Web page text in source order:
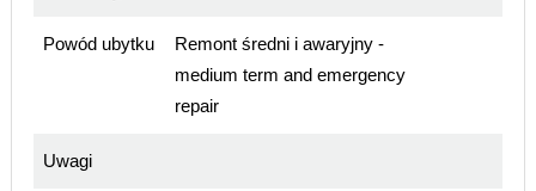
Powód ubytku
Remont średni i awaryjny -
medium term and emergency
repair
Uwagi